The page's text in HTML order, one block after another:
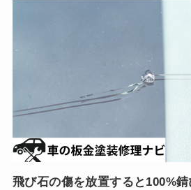
飛び石の傷を放置すると100%